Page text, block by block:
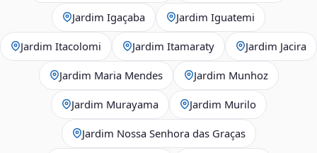
Jardim Igaçaba Jardim Iguatemi
Jardim Itacolomi Jardim Itamaraty Jardim Jacira
Jardim Maria Mendes Jardim Munhoz
Jardim Murayama Jardim Murilo
Jardim Nossa Senhora das Graças